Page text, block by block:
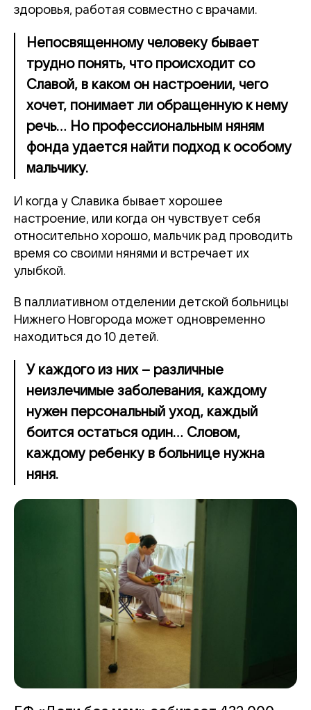
здоровья, работая совместно с врачами.
Непосвященному человеку бывает
трудно понять, что происходит со
Славой, в каком он настроении, чего
хочет, понимает ли обращенную к нему
речь... Но профессиональным няням
фонда удается найти подход к особому
мальчику.
И когда у Славика бывает хорошее
настроение, или когда он чувствует себя
относительно хорошо, мальчик рад проводить
время со своими нянями и встречает их
улыбкой.
В паллиативном отделении детской больницы
Нижнего Новгорода может одновременно
находиться до 10 детей.
У каждого из них – различные
неизлечимые заболевания, каждому
нужен персональный уход, каждый
боится остаться один… Словом,
каждому ребенку в больнице нужна
няня.